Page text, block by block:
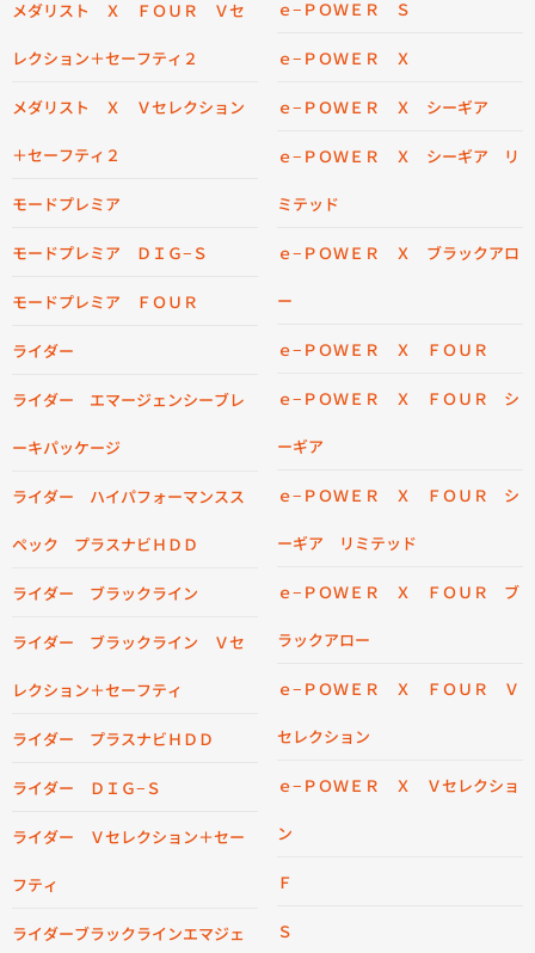
メダリスト Ｘ ＦＯＵＲ Ｖセ
レクション＋セーフティ２
メダリスト Ｘ Ｖセレクション
＋セーフティ２
モードプレミア
モードプレミア ＤＩＧ−Ｓ
モードプレミア ＦＯＵＲ
ライダー
ライダー エマージェンシーブレ
ーキパッケージ
ライダー ハイパフォーマンスス
ペック プラスナビＨＤＤ
ライダー ブラックライン
ライダー ブラックライン Ｖセ
レクション＋セーフティ
ライダー プラスナビＨＤＤ
ライダー ＤＩＧ−Ｓ
ライダー Ｖセレクション＋セー
フティ
ライダーブラックラインエマジェ
ｅ−ＰＯＷＥＲ Ｓ
ｅ−ＰＯＷＥＲ Ｘ
ｅ−ＰＯＷＥＲ Ｘ シーギア
ｅ−ＰＯＷＥＲ Ｘ シーギア リ
ミテッド
ｅ−ＰＯＷＥＲ Ｘ ブラックアロ
ー
ｅ−ＰＯＷＥＲ Ｘ ＦＯＵＲ
ｅ−ＰＯＷＥＲ Ｘ ＦＯＵＲ シ
ーギア
ｅ−ＰＯＷＥＲ Ｘ ＦＯＵＲ シ
ーギア リミテッド
ｅ−ＰＯＷＥＲ Ｘ ＦＯＵＲ ブ
ラックアロー
ｅ−ＰＯＷＥＲ Ｘ ＦＯＵＲ Ｖ
セレクション
ｅ−ＰＯＷＥＲ Ｘ Ｖセレクショ
ン
Ｆ
Ｓ